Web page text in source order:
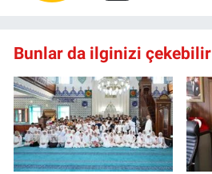
Bunlar da ilginizi çekebilir